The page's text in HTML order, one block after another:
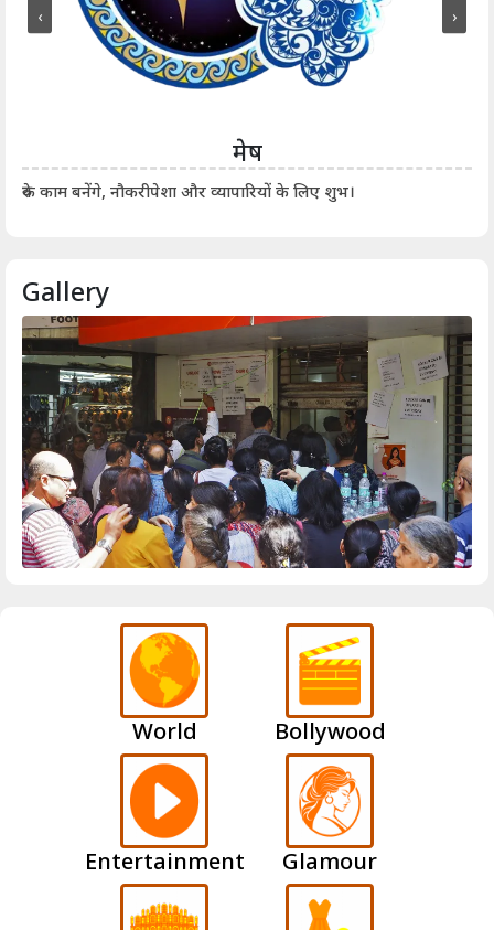
मेष
रुके काम बनेंगे, नौकरीपेशा और व्यापारियों के लिए शुभ।
‹ ›
Gallery
World Bollywood
Entertainment Glamour